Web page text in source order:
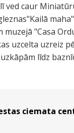
ved caur
muzejā "Casa
uzcelta uzreiz
līdz
ciemata